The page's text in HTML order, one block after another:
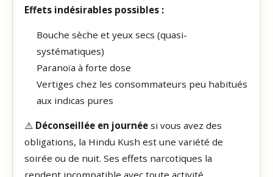
Effets indésirables possibles :
Bouche sèche et yeux secs (quasi-
systématiques)
Paranoïa à forte dose
Vertiges chez les consommateurs peu habitués
aux indicas pures
⚠️ Déconseillée en journéesi vous avez des
obligations, la Hindu Kush est une variété de
soirée ou de nuit. Ses effets narcotiques la
rendent incompatible avec toute activité